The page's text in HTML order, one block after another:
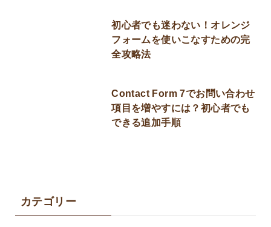
初心者でも迷わない！オレンジ
フォームを使いこなすための完
全攻略法
Contact Form 7でお問い合わせ
項目を増やすには？初心者でも
できる追加手順
カテゴリー